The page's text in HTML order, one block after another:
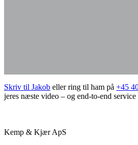
Skriv til Jakob eller ring til ham på +45
jeres næste video – og end-to-end
Kemp & Kjær ApS